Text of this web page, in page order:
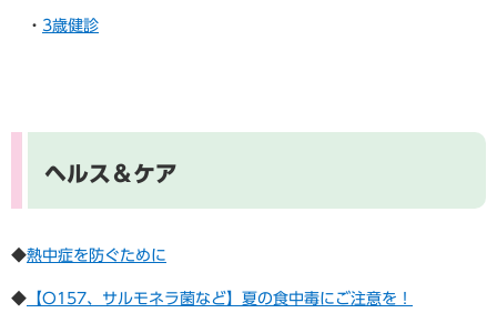
・ 3歳健診
ヘルス＆ケア
◆熱中症を防ぐために
​◆ 【O157、サルモネラ菌など】​​​​夏の食中毒にご注意を！